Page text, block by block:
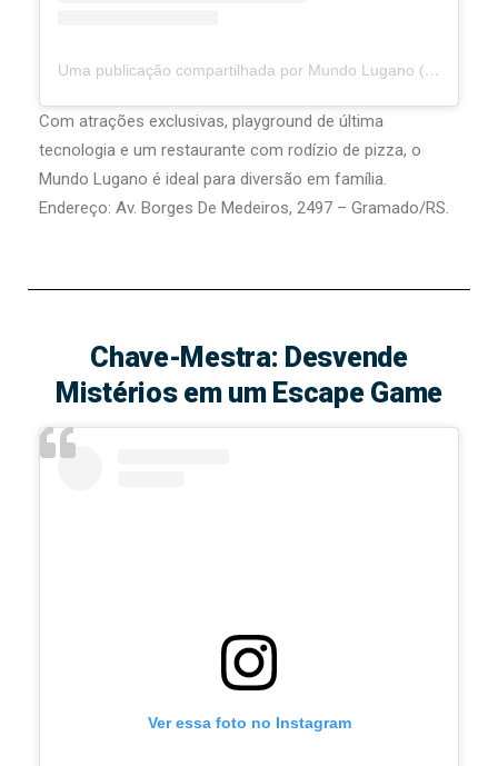
Uma publicação compartilhada por Mundo Lugano (@mundolugano)
Com atrações exclusivas, playground de última
tecnologia e um restaurante com rodízio de pizza, o
Mundo Lugano é ideal para diversão em família.
Endereço: Av. Borges De Medeiros, 2497 – Gramado/RS.
Chave-Mestra: Desvende
Mistérios em um Escape Game
Ver essa foto no Instagram